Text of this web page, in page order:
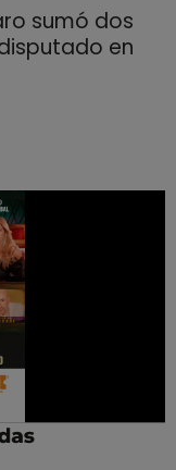
sumó dos
en